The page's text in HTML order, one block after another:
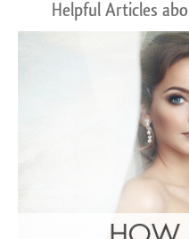
Helpful Articles